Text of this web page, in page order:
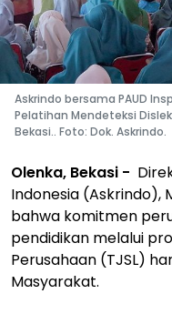
Askrindo bersama PAUD
Pelatihan Mendeteksi
Bekasi.. Foto: Dok. Askrindo.
Olenka, Bekasi -
Indonesia (Askrindo),
bahwa komitmen
pendidikan melalui
Perusahaan (TJSL)
Masyarakat.